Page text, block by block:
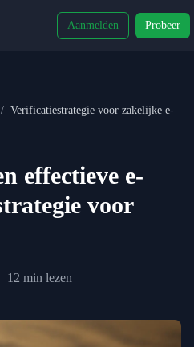
Aanmelden Probeer
/ Verificatiestrategie voor zakelijke e-
effectieve e-
voor
12 min lezen